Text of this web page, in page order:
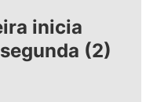
inicia
(2)